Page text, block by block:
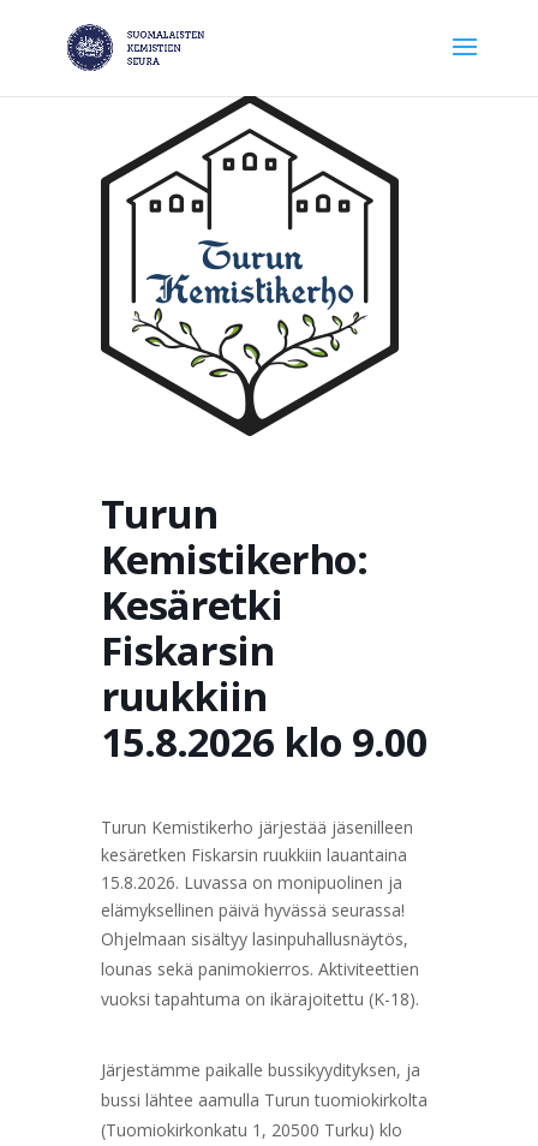
Turun
Kemistikerho:
Kesäretki
Fiskarsin
ruukkiin
15.8.2026 klo 9.00
Turun Kemistikerho järjestää jäsenilleen
kesäretken Fiskarsin ruukkiin lauantaina
15.8.2026. Luvassa on monipuolinen ja
elämyksellinen päivä hyvässä seurassa!
Ohjelmaan sisältyy lasinpuhallusnäytös,
lounas sekä panimokierros. Aktiviteettien
vuoksi tapahtuma on ikärajoitettu (K-18).
Järjestämme paikalle bussikyydityksen, ja
bussi lähtee aamulla Turun tuomiokirkolta
(Tuomiokirkonkatu 1, 20500 Turku) klo